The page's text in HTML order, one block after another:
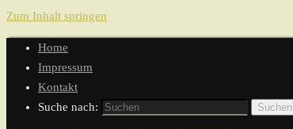
Zum Inhalt springen
Home
Impressum
Kontakt
Suche nach:
Suchen